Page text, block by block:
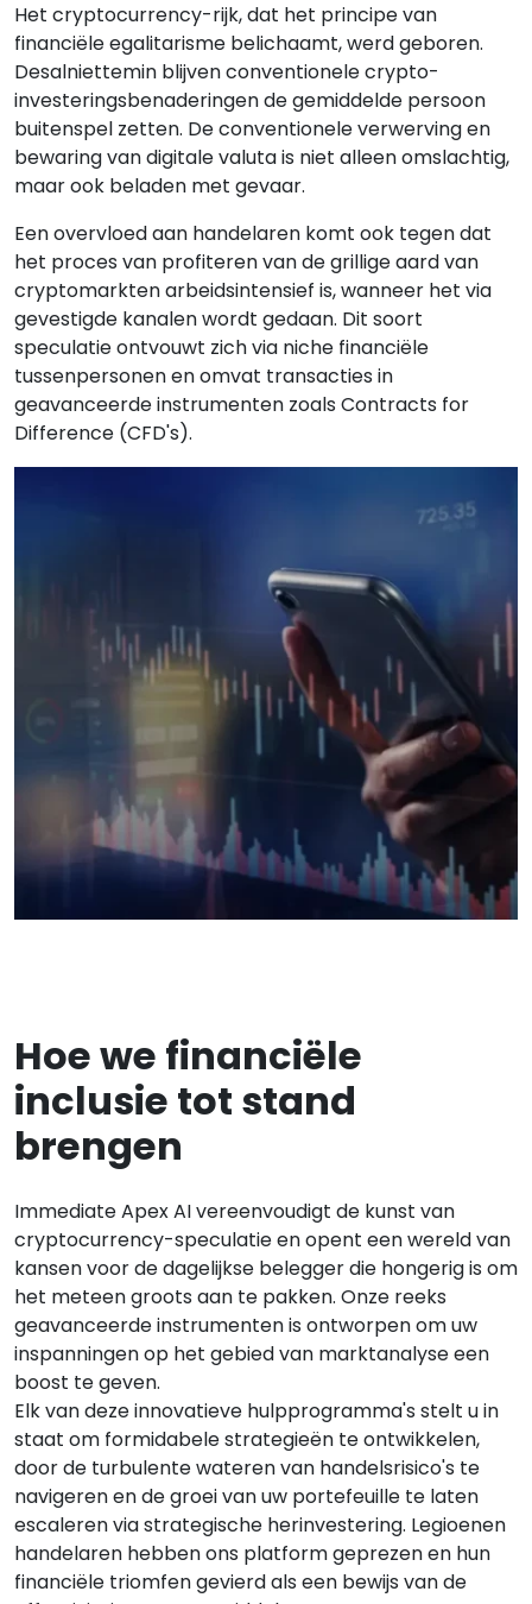
Het cryptocurrency-rijk, dat het principe van
financiële egalitarisme belichaamt, werd geboren.
Desalniettemin blijven conventionele crypto-
investeringsbenaderingen de gemiddelde persoon
buitenspel zetten. De conventionele verwerving en
bewaring van digitale valuta is niet alleen omslachtig,
maar ook beladen met gevaar.
Een overvloed aan handelaren komt ook tegen dat
het proces van profiteren van de grillige aard van
cryptomarkten arbeidsintensief is, wanneer het via
gevestigde kanalen wordt gedaan. Dit soort
speculatie ontvouwt zich via niche financiële
tussenpersonen en omvat transacties in
geavanceerde instrumenten zoals Contracts for
Difference (CFD's).
Hoe we financiële
inclusie tot stand
brengen
Immediate Apex AI vereenvoudigt de kunst van
cryptocurrency-speculatie en opent een wereld van
kansen voor de dagelijkse belegger die hongerig is om
het meteen groots aan te pakken. Onze reeks
geavanceerde instrumenten is ontworpen om uw
inspanningen op het gebied van marktanalyse een
boost te geven.
Elk van deze innovatieve hulpprogramma's stelt u in
staat om formidabele strategieën te ontwikkelen,
door de turbulente wateren van handelsrisico's te
navigeren en de groei van uw portefeuille te laten
escaleren via strategische herinvestering. Legioenen
handelaren hebben ons platform geprezen en hun
financiële triomfen gevierd als een bewijs van de